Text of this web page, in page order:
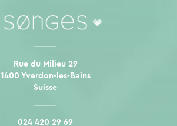
Rue du Milieu 29
1400 Yverdon-les-Bains
Suisse
024 420 29 69